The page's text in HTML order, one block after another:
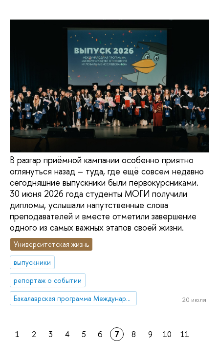
В разгар приёмной кампании особенно приятно
оглянуться назад – туда, где ещё совсем недавно
сегодняшние выпускники были первокурсниками.
30 июня 2026 года студенты МОГИ получили
дипломы, услышали напутственные слова
преподавателей и вместе отметили завершение
одного из самых важных этапов своей жизни.
Университетская жизнь
выпускники
репортаж о событии
Бакалаврская программа Международная программа «Международные отношения и глобальные исследования»/ International Program 'International Relations and Global Studies'
20 июля
1 2 3 4 5 6 7 8 9 10
11